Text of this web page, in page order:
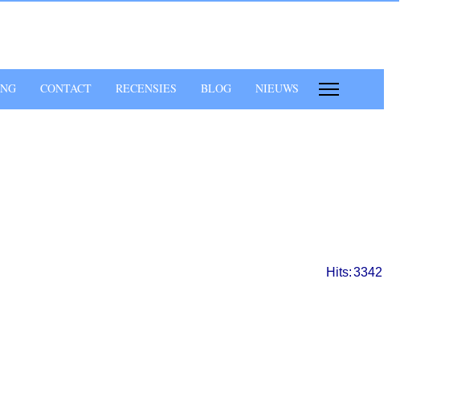
CONTACT RECENSIES BLOG NIEUWS
Hits:3342